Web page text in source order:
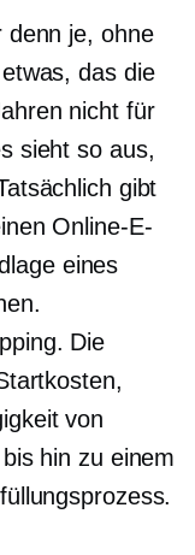
denn je, ohne
das die
nicht für
sieht so aus,
gibt
Online-E-
eines
Die
von
hin zu einem